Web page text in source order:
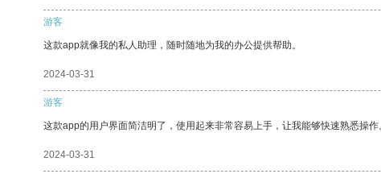
游客
这款app就像我的私人助理，随时随地为我的办公提供帮助。
2024-03-31
游客
这款app的用户界面简洁明了，使用起来非常容易上手，让我能够快速熟悉操
2024-03-31